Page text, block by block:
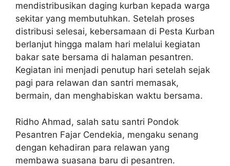
mendistribusikan daging kurban kepada warga
sekitar yang membutuhkan. Setelah proses
distribusi selesai, kebersamaan di Pesta Kurban
berlanjut hingga malam hari melalui kegiatan
bakar sate bersama di halaman pesantren.
Kegiatan ini menjadi penutup hari setelah sejak
pagi para relawan dan santri memasak,
bermain, dan menghabiskan waktu bersama.
Ridho Ahmad, salah satu santri Pondok
Pesantren Fajar Cendekia, mengaku senang
dengan kehadiran para relawan yang
membawa suasana baru di pesantren.